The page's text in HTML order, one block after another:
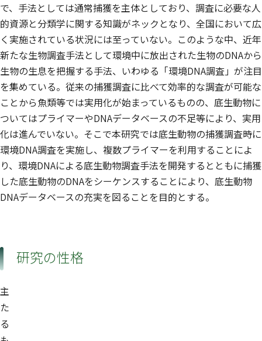
で、手法としては通常捕獲を主体としており、調査に必要な人
的資源と分類学に関する知識がネックとなり、全国において広
く実施されている状況には至っていない。このような中、近年
新たな生物調査手法として環境中に放出された生物のDNAから
生物の生息を把握する手法、いわゆる「環境DNA調査」が注目
を集めている。従来の捕獲調査に比べて効率的な調査が可能な
ことから魚類等では実用化が始まっているものの、底生動物に
ついてはプライマーやDNAデータベースの不足等により、実用
化は進んでいない。そこで本研究では底生動物の捕獲調査時に
環境DNA調査を実施し、複数プライマーを利用することによ
り、環境DNAによる底生動物調査手法を開発するとともに捕獲
した底生動物のDNAをシーケンスすることにより、底生動物
DNAデータベースの充実を図ることを目的とする。
研究の性格
主
た
る